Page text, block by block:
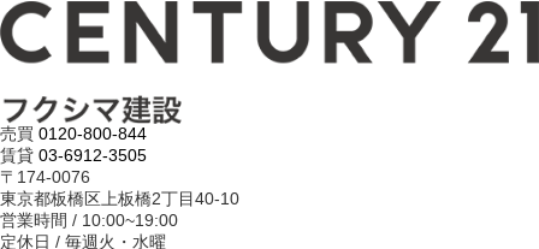
売買 0120-800-844
賃貸 03-6912-3505
〒174-0076
東京都板橋区上板橋2丁目40-10
営業時間 / 10:00~19:00
定休日 / 毎週火・水曜